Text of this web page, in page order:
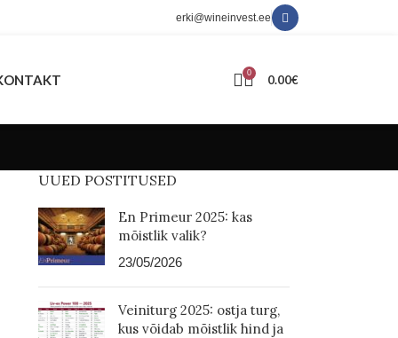
erki@wineinvest.ee
0 0.00€
UUED POSTITUSED
En Primeur 2025: kas
mõistlik valik?
23/05/2026
Veiniturg 2025: ostja turg,
kus võidab mõistlik hind ja